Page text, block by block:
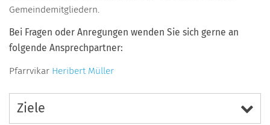
Gemeindemitgliedern.
Bei Fragen oder Anregungen wenden Sie sich gerne an
folgende Ansprechpartner:
Pfarrvikar Heribert Müller
Ziele